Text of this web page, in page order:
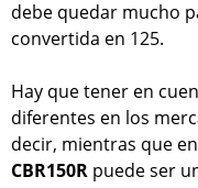
debe quedar mucho
convertida en 125.
Hay que tener en
diferentes en los
decir, mientras que
CBR150R puede ser